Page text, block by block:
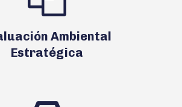
Ambiental
Estratégica